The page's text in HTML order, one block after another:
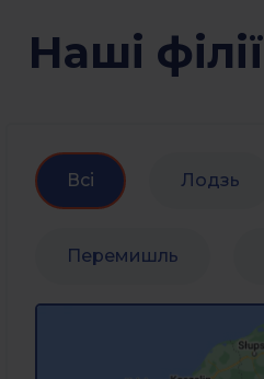
Наші філії
Всі Лодзь
Перемишль